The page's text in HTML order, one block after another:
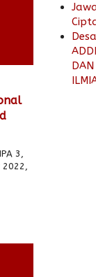
3,
2022,
DAN